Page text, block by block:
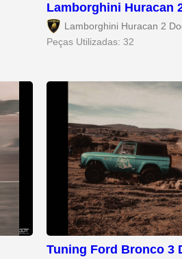
Lamborghini Huracan
Lamborghini Huracan 2
Peças Utilizadas: 32
Tuning Ford Bronco 3